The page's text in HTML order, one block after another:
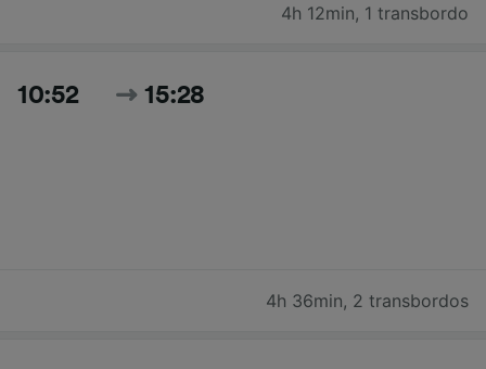
4h 12min, 1 transbordo
10:52 15:28
4h 36min, 2 transbordos